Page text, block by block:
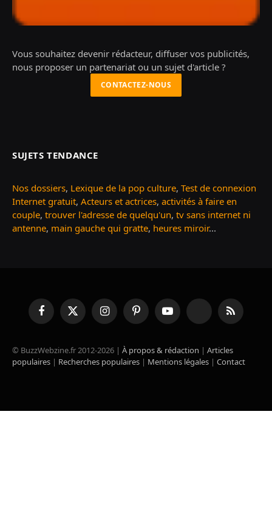
Vous souhaitez devenir rédacteur, diffuser vos publicités,
nous proposer un partenariat ou un sujet d'article ?
CONTACTEZ-NOUS
SUJETS TENDANCE
Nos dossiers, Lexique de la pop culture, Test de connexion
Internet gratuit, Acteurs et actrices, activités à faire en
couple, trouver l'adresse de quelqu'un, tv sans internet ni
antenne, main gauche qui gratte, heures miroir...
FacebookX
(Twitter)
InstagramPinterestYouTube TikTok RSS
© BuzzWebzine.fr 2012-2026 | À propos & rédaction | Articles
populaires | Recherches populaires | Mentions légales | Contact